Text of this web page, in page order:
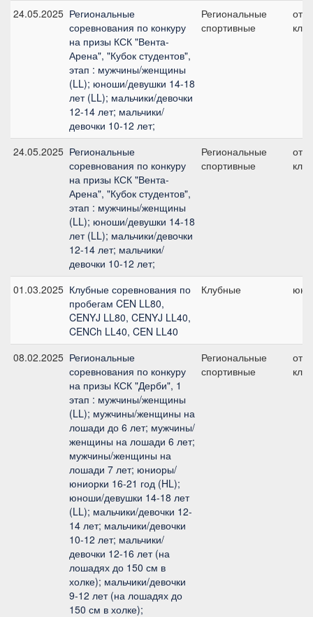
24.05.2025 Региональные
соревнования по конкуру
на призы КСК "Вента-
Арена", "Кубок студентов",
этап : мужчины/женщины
(LL); юноши/девушки 14-18
лет (LL); мальчики/девочки
12-14 лет; мальчики/
девочки 10-12 лет;
Региональные
спортивные
24.05.2025 Региональные
соревнования по конкуру
на призы КСК "Вента-
Арена", "Кубок студентов",
этап : мужчины/женщины
(LL); юноши/девушки 14-18
лет (LL); мальчики/девочки
12-14 лет; мальчики/
девочки 10-12 лет;
Региональные
спортивные
01.03.2025 Клубные соревнования по
пробегам CEN LL80,
CENYJ LL80, CENYJ LL40,
CENCh LL40, CEN LL40
Клубные
08.02.2025 Региональные
соревнования по конкуру
на призы КСК "Дерби", 1
этап : мужчины/женщины
(LL); мужчины/женщины на
лошади до 6 лет; мужчины/
женщины на лошади 6 лет;
мужчины/женщины на
лошади 7 лет; юниоры/
юниорки 16-21 год (HL);
юноши/девушки 14-18 лет
(LL); мальчики/девочки 12-
14 лет; мальчики/девочки
10-12 лет; мальчики/
девочки 12-16 лет (на
лошадях до 150 см в
холке); мальчики/девочки
9-12 лет (на лошадях до
150 см в холке);
Региональные
спортивные